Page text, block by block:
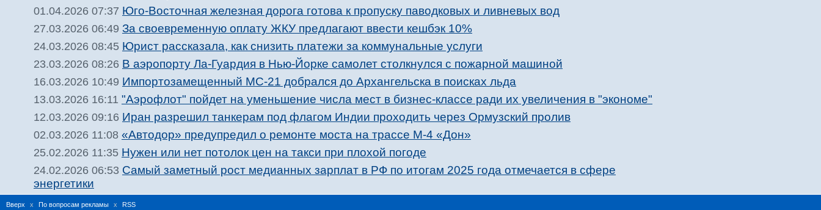
01.04.2026 07:37 Юго-Восточная железная дорога готова к пропуску паводковых и ливневых вод
27.03.2026 06:49 За своевременную оплату ЖКУ предлагают ввести кешбэк 10%
24.03.2026 08:45 Юрист рассказала, как снизить платежи за коммунальные услуги
23.03.2026 08:26 В аэропорту Ла-Гуардия в Нью-Йорке самолет столкнулся c пожарной машиной
16.03.2026 10:49 Импортозамещенный МС-21 добрался до Архангельска в поисках льда
13.03.2026 16:11 "Аэрофлот" пойдет на уменьшение числа мест в бизнес-классе ради их увеличения в "экономе"
12.03.2026 09:16 Иран разрешил танкерам под флагом Индии проходить через Ормузский пролив
02.03.2026 11:08 «Автодор» предупредил о ремонте моста на трассе М-4 «Дон»
25.02.2026 11:35 Нужен или нет потолок цен на такси при плохой погоде
24.02.2026 06:53 Самый заметный рост медианных зарплат в РФ по итогам 2025 года отмечается в сфере
энергетики
Вверх x По вопросам рекламы x RSS